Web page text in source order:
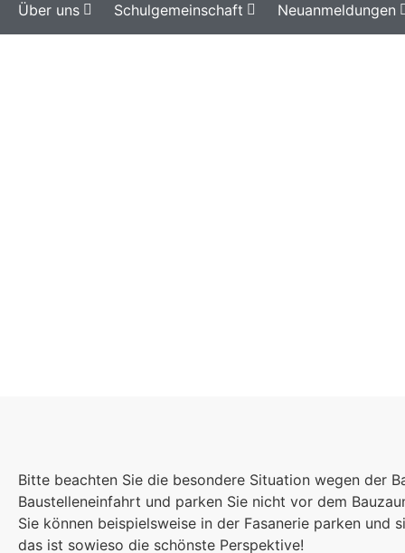
Über uns Schulgemeinschaft Neuanmeldungen
Es kommt auf
Einzelnen an,
sind wir eine
Bitte beachten Sie die besondere Situation wegen der
Baustelleneinfahrt und parken Sie nicht vor dem
Sie können beispielsweise in der Fasanerie parken und
das ist sowieso die schönste Perspektive!